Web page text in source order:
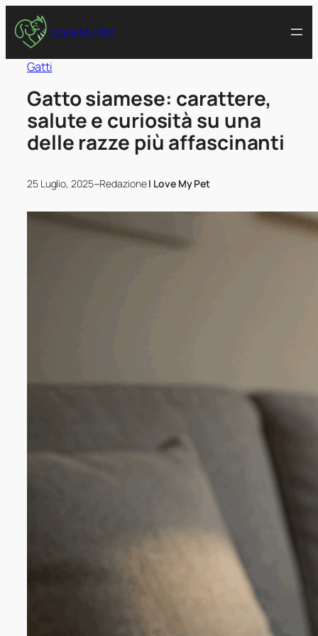
I Love My Pet
Gatti
Gatto siamese: carattere,
salute e curiosità su una
delle razze più affascinanti
25 Luglio, 2025–RedazioneI Love My Pet